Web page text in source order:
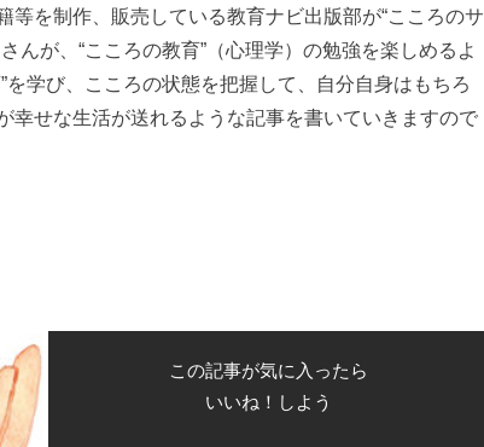
を制作、販売している教育ナビ出版部が“こころのサ
んが、“こころの教育”（心理学）の勉強を楽しめるよ
学び、こころの状態を把握して、自分自身はもちろ
幸せな生活が送れるような記事を書いていきますので
この記事が気に入ったら
いいね！しよう